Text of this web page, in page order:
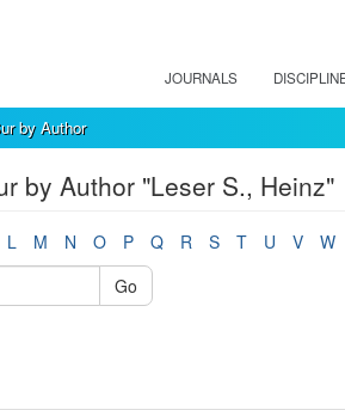
JOURNALS
by Author
by Author "Leser S., Heinz"
L M N O P Q R S T U V W
Go